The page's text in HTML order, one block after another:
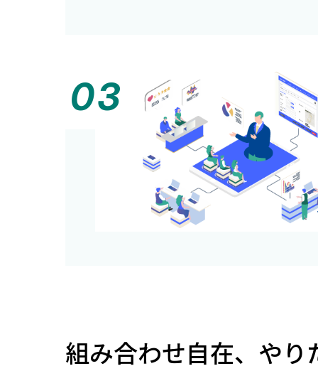
組み合わせ自在、やり